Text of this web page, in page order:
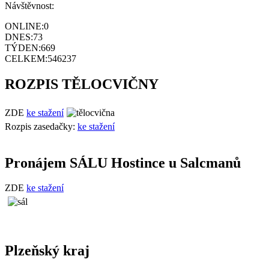
Návštěvnost:
ONLINE:0
DNES:73
TÝDEN:669
CELKEM:546237
ROZPIS TĚLOCVIČNY
ZDE ke stažení
Rozpis zasedačky: ke stažení
Pronájem SÁLU Hostince u Salcmanů
ZDE ke stažení
Plzeňský kraj